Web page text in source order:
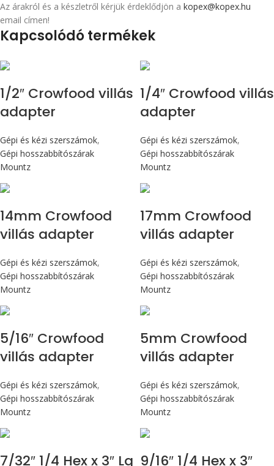
Az árakról és a készletről kérjük érdeklődjön a kopex@kopex.hu
email címen!
Kapcsolódó termékek
1/2″ Crowfood villás
adapter
Gépi és kézi szerszámok,
Gépi hosszabbítószárak
Mountz
1/4″ Crowfood villás
adapter
Gépi és kézi szerszámok,
Gépi hosszabbítószárak
Mountz
14mm Crowfood
villás adapter
Gépi és kézi szerszámok,
Gépi hosszabbítószárak
Mountz
17mm Crowfood
villás adapter
Gépi és kézi szerszámok,
Gépi hosszabbítószárak
Mountz
5/16″ Crowfood
villás adapter
Gépi és kézi szerszámok,
Gépi hosszabbítószárak
Mountz
5mm Crowfood
villás adapter
Gépi és kézi szerszámok,
Gépi hosszabbítószárak
Mountz
7/32″ 1/4 Hex x 3″ Lg 9/16″ 1/4 Hex x 3″